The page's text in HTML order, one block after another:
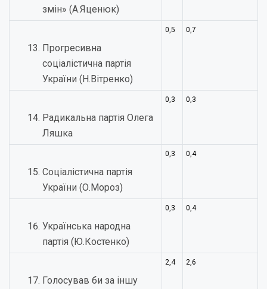
змін» (А.Яценюк)
Прогресивна
соціалістична партія
України (Н.Вітренко)
0,5 0,7
Радикальна партія Олега
Ляшка
0,3 0,3
Соціалістична партія
України (О.Мороз)
0,3 0,4
Українська народна
партія (Ю.Костенко)
0,3 0,4
Голосував би за іншу
2,4 2,6